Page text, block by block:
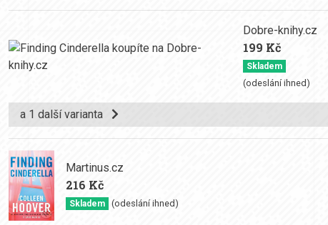
Dobre-knihy.cz
199 Kč
Skladem
(odeslání ihned)
a 1 další varianta
Martinus.cz
216 Kč
Skladem (odeslání ihned)